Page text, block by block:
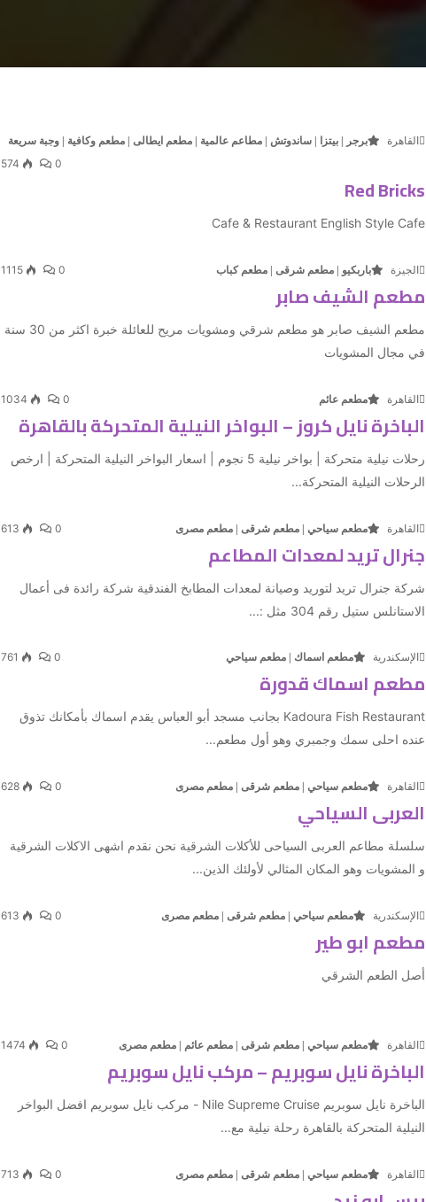
القاهرة برجر | بيتزا | ساندوتش | مطاعم عالمية | مطعم ايطالى | مطعم وكافية | وجبة سريعة
0
574
Red Bricks
Cafe & Restaurant English Style Cafe
الجيزة باربكيو | مطعم شرقى | مطعم كباب 0
1115
مطعم الشيف صابر
مطعم الشيف صابر هو مطعم شرقي ومشويات مريح للعائلة خبرة اكثر من 30 سنة
في مجال المشويات
القاهرة مطعم عائم 0
1034
الباخرة نايل كروز – البواخر النيلية المتحركة بالقاهرة
رحلات نيلية متحركة | بواخر نيلية 5 نجوم | اسعار البواخر النيلية المتحركة | ارخص
الرحلات النيلية المتحركة...
القاهرة مطعم سياحي | مطعم شرقى | مطعم مصرى 0
613
جنرال تريد لمعدات المطاعم
شركة جنرال تريد لتوريد وصيانة لمعدات المطابخ الفندقية شركة رائدة فى أعمال
الاستانلس ستيل رقم 304 مثل :...
الإسكندرية مطعم اسماك مطعم سياحي 0
761
مطعم اسماك قدورة
Kadoura Fish Restaurant بجانب مسجد أبو العباس يقدم اسماك بأمكانك تذوق
عنده احلى سمك وجمبري وهو أول مطعم...
القاهرة مطعم سياحي مطعم شرقى مطعم مصرى 0
628
العربى السياحي
سلسلة مطاعم العربى السياحى للأكلات الشرقية نحن نقدم اشهى الاكلات الشرقية
و المشويات وهو المكان المثالي لأولئك الذين...
الإسكندرية مطعم سياحي مطعم شرقى مطعم مصرى 0
613
مطعم ابو طير
أصل الطعم الشرقي
القاهرة مطعم سياحي | مطعم شرقى | مطعم عائم | مطعم مصرى 0
1474
الباخرة نايل سوبريم – مركب نايل سوبريم
الباخرة نايل سوبريم Nile Supreme Cruise - مركب نايل سوبريم افضل البواخر
النيلية المتحركة بالقاهرة رحلة نيلية مع...
القاهرة مطعم سياحي | مطعم شرقى | مطعم مصرى 0
713